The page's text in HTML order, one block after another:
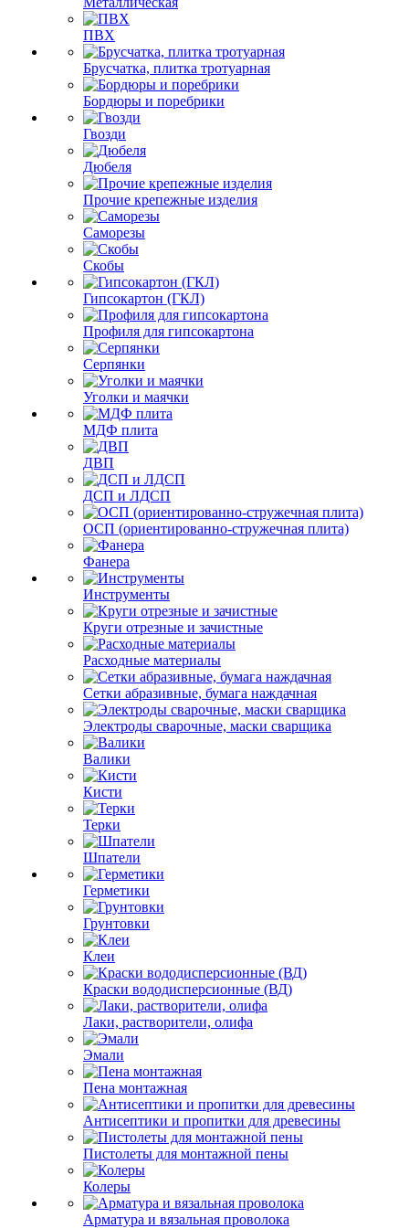
ПВХ
Брусчатка, плитка тротуарная
Бордюры и поребрики
Гвозди
Дюбеля
Прочие крепежные изделия
Саморезы
Скобы
Гипсокартон (ГКЛ)
Профиля для гипсокартона
Серпянки
Уголки и маячки
МДФ плита
ДВП
ДСП и ЛДСП
ОСП (ориентированно-стружечная плита)
Фанера
Инструменты
Круги отрезные и зачистные
Расходные материалы
Сетки абразивные, бумага наждачная
Электроды сварочные, маски сварщика
Валики
Кисти
Терки
Шпатели
Герметики
Грунтовки
Клеи
Краски вододисперсионные (ВД)
Лаки, растворители, олифа
Эмали
Пена монтажная
Антисептики и пропитки для древесины
Пистолеты для монтажной пены
Колеры
Арматура и вязальная проволока